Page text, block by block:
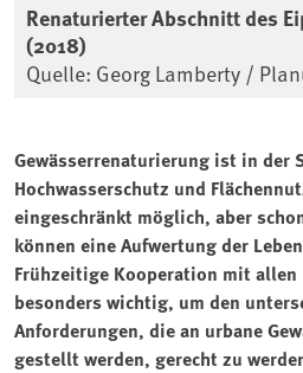
Renaturierter Abschnitt des
(2018)
Quelle: Georg Lamberty /
Gewässerrenaturierung ist in der
Hochwasserschutz und
eingeschränkt möglich, aber
können eine Aufwertung der
Frühzeitige Kooperation mit
besonders wichtig, um den
Anforderungen, die an urbane
gestellt werden, gerecht zu